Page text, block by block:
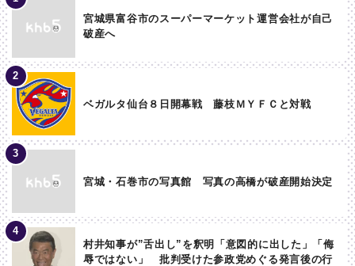
宮城県富谷市のスーパーマーケット運営会社が自己
破産へ
ベガルタ仙台８日開幕戦 藤枝ＭＹＦＣと対戦
宮城・石巻市の写真館 写真の高橋が破産開始決定
村井知事が”舌出し”を釈明「意図的に出した」「侮
辱ではない」 批判受けた参政党めぐる発言後の行